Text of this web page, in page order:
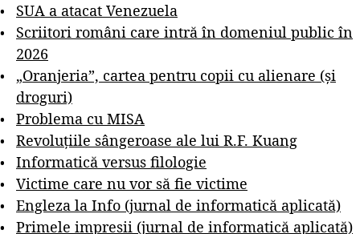
SUA a atacat Venezuela
Scriitori români care intră în domeniul public în
2026
„Oranjeria”, cartea pentru copii cu alienare (și
droguri)
Problema cu MISA
Revoluțiile sângeroase ale lui R.F. Kuang
Informatică versus filologie
Victime care nu vor să fie victime
Engleza la Info (jurnal de informatică aplicată)
Primele impresii (jurnal de informatică aplicată)